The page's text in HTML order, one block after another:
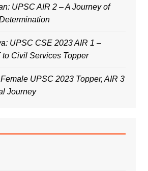
UPSC AIR 2 – A Journey of
UPSC CSE 2023 AIR 1 –
to Civil Services Topper
UPSC 2023 Topper, AIR 3
Journey